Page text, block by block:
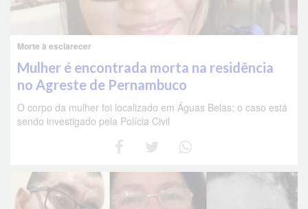
Morte à esclarecer
Mulher é encontrada morta na residência
no Agreste de Pernambuco
O corpo da mulher foi localizado em Águas Belas; o caso está
sendo investigado pela Polícia Civil